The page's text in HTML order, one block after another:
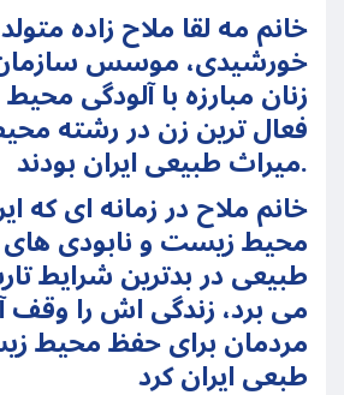
خورشیدی، موسس
زنان مبارزه با آلودگی
فعال ترین زن در رشته
میراث طبیعی ایران بودند.
خانم ملاح در زمانه ای که
محیط زیست و نابودی
طبیعی در بدترین شرایط
می برد، زندگی اش را وقف
مردمان برای حفظ محیط
طبعی ایران کرد